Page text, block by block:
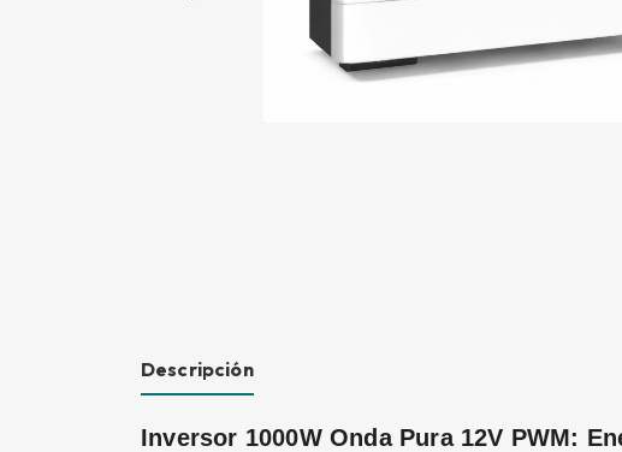
Descripción
Inversor 1000W Onda Pura 12V PWM: